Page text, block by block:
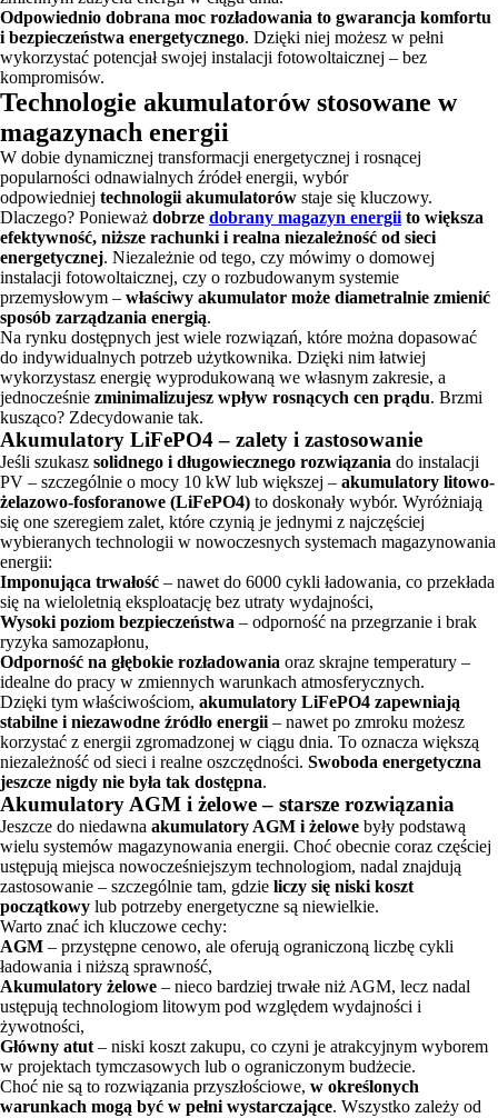
Odpowiednio dobrana moc rozładowania to gwarancja komfortu
i bezpieczeństwa energetycznego. Dzięki niej możesz w pełni
wykorzystać potencjał swojej instalacji fotowoltaicznej – bez
kompromisów.
Technologie akumulatorów stosowane w
magazynach energii
W dobie dynamicznej transformacji energetycznej i rosnącej
popularności odnawialnych źródeł energii, wybór
odpowiedniej technologii akumulatorów staje się kluczowy.
Dlaczego? Ponieważ dobrze dobrany magazyn energii to większa
efektywność, niższe rachunki i realna niezależność od sieci
energetycznej. Niezależnie od tego, czy mówimy o domowej
instalacji fotowoltaicznej, czy o rozbudowanym systemie
przemysłowym – właściwy akumulator może diametralnie zmienić
sposób zarządzania energią.
Na rynku dostępnych jest wiele rozwiązań, które można dopasować
do indywidualnych potrzeb użytkownika. Dzięki nim łatwiej
wykorzystasz energię wyprodukowaną we własnym zakresie, a
jednocześnie zminimalizujesz wpływ rosnących cen prądu. Brzmi
kusząco? Zdecydowanie tak.
Akumulatory LiFePO4 – zalety i zastosowanie
Jeśli szukasz solidnego i długowiecznego rozwiązania do instalacji
PV – szczególnie o mocy 10 kW lub większej – akumulatory litowo-
żelazowo-fosforanowe (LiFePO4) to doskonały wybór. Wyróżniają
się one szeregiem zalet, które czynią je jednymi z najczęściej
wybieranych technologii w nowoczesnych systemach magazynowania
energii:
Imponująca trwałość – nawet do 6000 cykli ładowania, co przekłada
się na wieloletnią eksploatację bez utraty wydajności,
Wysoki poziom bezpieczeństwa – odporność na przegrzanie i brak
ryzyka samozapłonu,
Odporność na głębokie rozładowania oraz skrajne temperatury –
idealne do pracy w zmiennych warunkach atmosferycznych.
Dzięki tym właściwościom, akumulatory LiFePO4 zapewniają
stabilne i niezawodne źródło energii – nawet po zmroku możesz
korzystać z energii zgromadzonej w ciągu dnia. To oznacza większą
niezależność od sieci i realne oszczędności. Swoboda energetyczna
jeszcze nigdy nie była tak dostępna.
Akumulatory AGM i żelowe – starsze rozwiązania
Jeszcze do niedawna akumulatory AGM i żelowe były podstawą
wielu systemów magazynowania energii. Choć obecnie coraz częściej
ustępują miejsca nowocześniejszym technologiom, nadal znajdują
zastosowanie – szczególnie tam, gdzie liczy się niski koszt
początkowy lub potrzeby energetyczne są niewielkie.
Warto znać ich kluczowe cechy:
AGM – przystępne cenowo, ale oferują ograniczoną liczbę cykli
ładowania i niższą sprawność,
Akumulatory żelowe – nieco bardziej trwałe niż AGM, lecz nadal
ustępują technologiom litowym pod względem wydajności i
żywotności,
Główny atut – niski koszt zakupu, co czyni je atrakcyjnym wyborem
w projektach tymczasowych lub o ograniczonym budżecie.
Choć nie są to rozwiązania przyszłościowe, w określonych
warunkach mogą być w pełni wystarczające. Wszystko zależy od